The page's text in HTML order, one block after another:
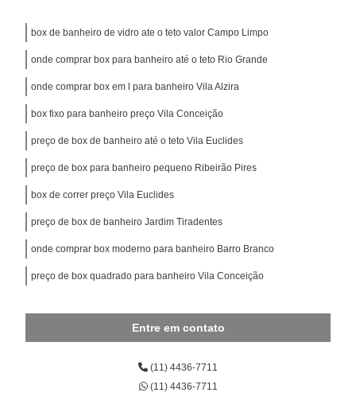
box de banheiro de vidro ate o teto valor Campo Limpo
onde comprar box para banheiro até o teto Rio Grande
onde comprar box em l para banheiro Vila Alzira
box fixo para banheiro preço Vila Conceição
preço de box de banheiro até o teto Vila Euclides
preço de box para banheiro pequeno Ribeirão Pires
box de correr preço Vila Euclides
preço de box de banheiro Jardim Tiradentes
onde comprar box moderno para banheiro Barro Branco
preço de box quadrado para banheiro Vila Conceição
Entre em contato
(11) 4436-7711
(11) 4436-7711